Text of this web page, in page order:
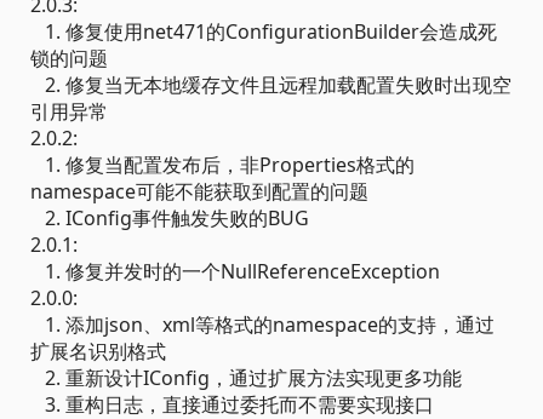
1. 修复使用net471的ConfigurationBuilder会造成死
锁的问题
2. 修复当无本地缓存文件且远程加载配置失败时出现空
引用异常
2.0.2:
1. 修复当配置发布后，非Properties格式的
namespace可能不能获取到配置的问题
2. IConfig事件触发失败的BUG
2.0.1:
1. 修复并发时的一个NullReferenceException
2.0.0:
1. 添加json、xml等格式的namespace的支持，通过
扩展名识别格式
2. 重新设计IConfig，通过扩展方法实现更多功能
3. 重构日志，直接通过委托而不需要实现接口